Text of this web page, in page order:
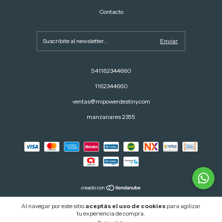
Al navegar por este sitio aceptás el uso de cookies para agilizar
tu experiencia de compra.
Contacto
541162344660
1162344660
ventas@mipowerdestiny.com
manzanares 2355
Defensa de las y los consumidores. Para reclamos